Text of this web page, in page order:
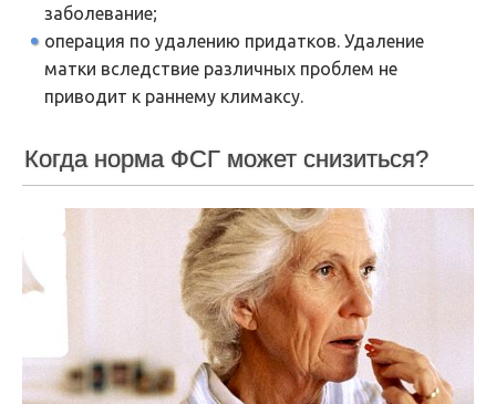
заболевание;
операция по удалению придатков. Удаление
матки вследствие различных проблем не
приводит к раннему климаксу.
Когда норма ФСГ может снизиться?